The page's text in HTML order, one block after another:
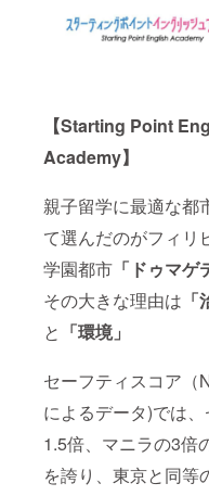
【Starting Point
Academy】
親子留学に最適な都
て選んだのがフィリ
学園都市 「ドゥマゲ
その大きな理由は 「
と 「環境」
セーフティスコア（
によるデータ)では
1.5倍、マニラの3倍
を誇り、東京と同等